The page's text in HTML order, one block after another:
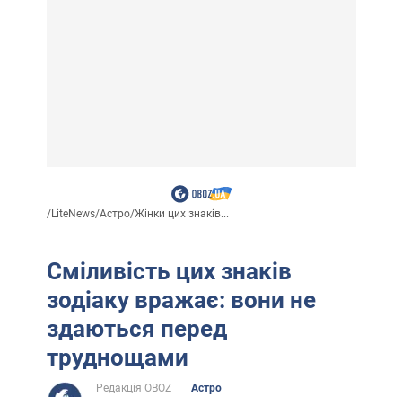
/LiteNews/Астро/Жінки цих знаків...
Сміливість цих знаків
зодіаку вражає: вони не
здаються перед
труднощами
Редакція OBOZ
Астро